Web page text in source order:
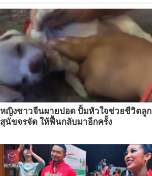
หญิงชาวจีนผายปอด ปั้มหัวใจช่วยชีวิตลูก
สุนัขจรจัด ให้ฟื้นกลับมาอีกครั้ง